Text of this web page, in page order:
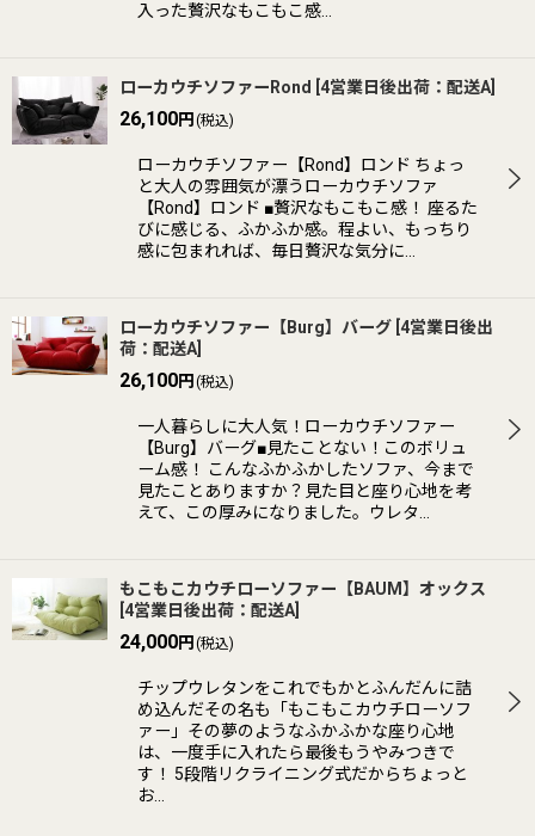
入った贅沢なもこもこ感…
ローカウチソファーRond 4営業日後出荷：配送A
26,100円 (税込)
ローカウチソファー【Rond】ロンド ちょっ
と大人の雰囲気が漂うローカウチソファ
【Rond】ロンド ■贅沢なもこもこ感！ 座るた
びに感じる、ふかふか感。程よい、もっちり
感に包まれれば、毎日贅沢な気分に…
ローカウチソファー【Burg】バーグ 4営業日後出
荷：配送A
26,100円 (税込)
一人暮らしに大人気！ローカウチソファー
【Burg】バーグ■見たことない！このボリュ
ーム感！ こんなふかふかしたソファ、今まで
見たことありますか？見た目と座り心地を考
えて、この厚みになりました。ウレタ…
もこもこカウチローソファー【BAUM】オックス
4営業日後出荷：配送A
24,000円 (税込)
チップウレタンをこれでもかとふんだんに詰
め込んだその名も「もこもこカウチローソフ
ァー」その夢のようなふかふかな座り心地
は、一度手に入れたら最後もうやみつきで
す！ 5段階リクライニング式だからちょっと
お…